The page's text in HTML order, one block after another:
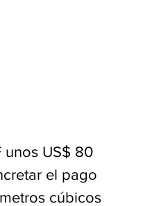
unos US$ 80
el pago
cúbicos